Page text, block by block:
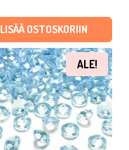
oli:
€4,90.
on:
€1,72.
LISÄÄ OSTOSKORIIN
ALE!